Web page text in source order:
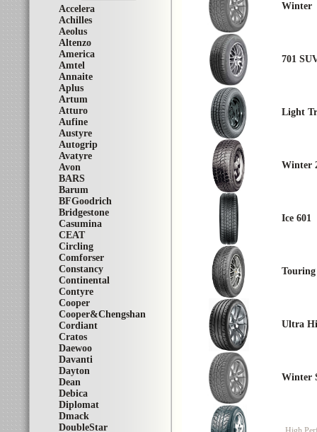
Accelera
Achilles
Aeolus
Altenzo
America
Amtel
Annaite
Aplus
Artum
Atturo
Aufine
Austyre
Autogrip
Avatyre
Avon
BARS
Barum
BFGoodrich
Bridgestone
Casumina
CEAT
Circling
Comforser
Constancy
Continental
Contyre
Cooper
Cooper&Chengshan
Cordiant
Cratos
Daewoo
Davanti
Dayton
Dean
Debica
Diplomat
Dmack
DoubleStar
Winter
701
Light
Winter
Ice 601
Touring
Ultra
Winter